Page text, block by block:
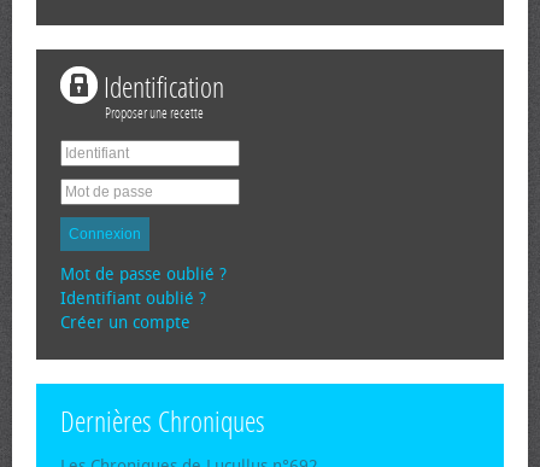
Identification
Proposer une recette
Connexion
Mot de passe oublié ?
Identifiant oublié ?
Créer un compte
Dernières Chroniques